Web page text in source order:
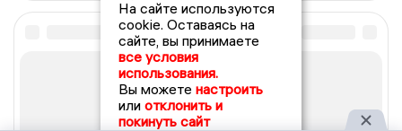
На сайте используются
cookie. Оставаясь на
сайте, вы принимаете
все условия
использования.
Вы можете настроить
или отклонить и
покинуть сайт